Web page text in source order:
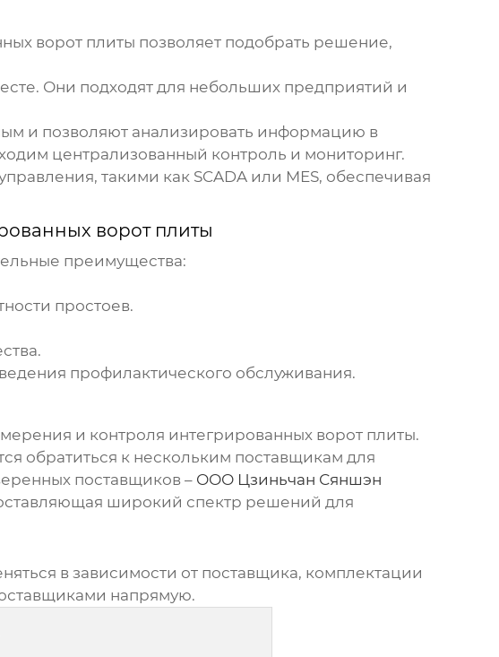
ворот плиты позволяет подобрать решение,
Они подходят для небольших предприятий и
и позволяют анализировать информацию в
централизованный контроль и мониторинг.
такими как SCADA или MES, обеспечивая
ворот плиты
преимущества:
простоев.
профилактического обслуживания.
и контроля интегрированных ворот плиты.
обратиться к нескольким поставщикам для
поставщиков – ООО Цзиньчан Сяншэн
широкий спектр решений для
в зависимости от поставщика, комплектации
напрямую.